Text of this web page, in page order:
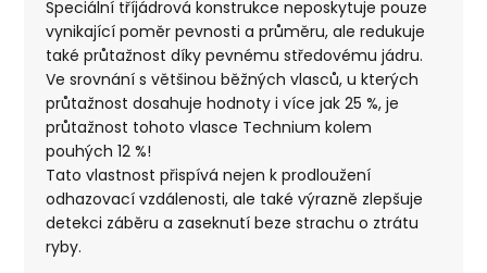
Speciální tříjádrová konstrukce neposkytuje pouze
vynikající poměr pevnosti a průměru, ale redukuje
také průtažnost díky pevnému středovému jádru.
Ve srovnání s většinou běžných vlasců, u kterých
průtažnost dosahuje hodnoty i více jak 25 %, je
průtažnost tohoto vlasce Technium kolem
pouhých 12 %!
Tato vlastnost přispívá nejen k prodloužení
odhazovací vzdálenosti, ale také výrazně zlepšuje
detekci záběru a zaseknutí beze strachu o ztrátu
ryby.